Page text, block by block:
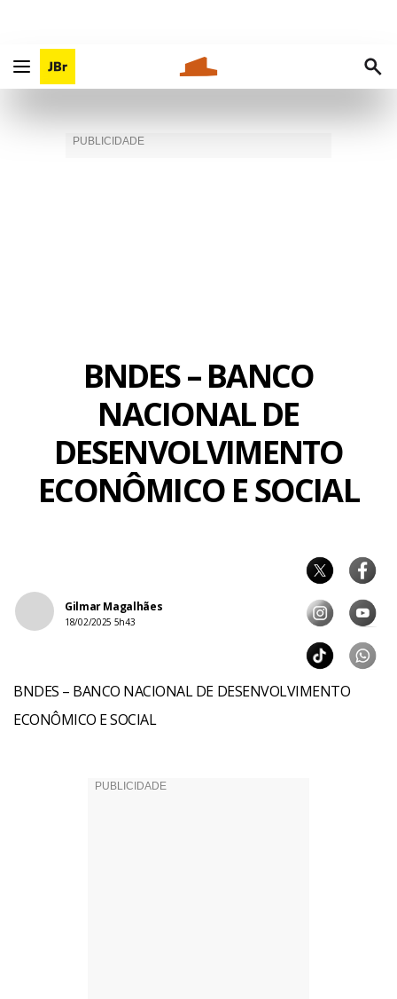
BNDES – BANCO
NACIONAL DE
DESENVOLVIMENTO
ECONÔMICO E SOCIAL
Gilmar Magalhães
18/02/2025 5h43
BNDES – BANCO NACIONAL DE DESENVOLVIMENTO
ECONÔMICO E SOCIAL